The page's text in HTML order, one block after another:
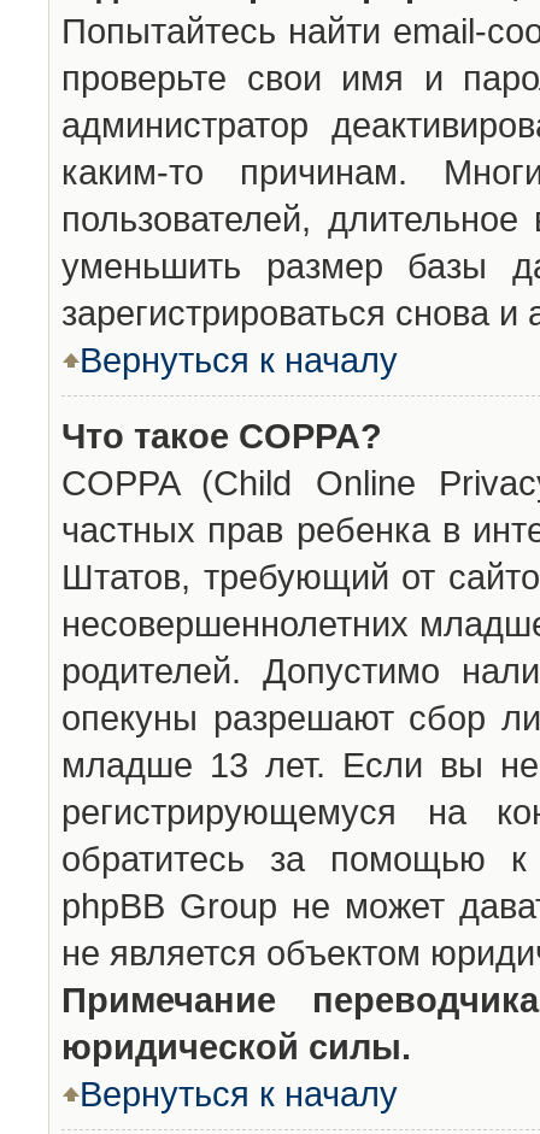
Попытайтесь найти email-
проверьте свои имя и
администратор
каким-то причинам.
пользователей,
уменьшить размер базы
зарегистрироваться снова и
Вернуться к началу
Что такое COPPA?
COPPA (Child Online
частных прав ребенка в
Штатов, требующий от
несовершеннолетних
родителей. Допустимо
опекуны разрешают сбор
младше 13 лет. Если вы
регистрирующемуся на
обратитесь за помощью к
phpBB Group не может
не является объектом
Примечание
юридической силы.
Вернуться к началу